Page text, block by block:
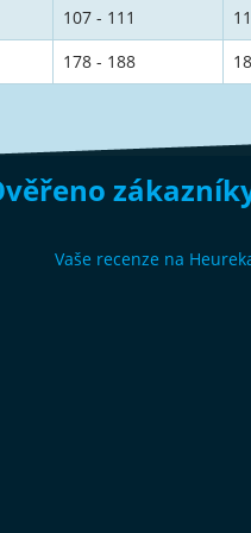
107 - 111
178 - 188
Vaše recenze na